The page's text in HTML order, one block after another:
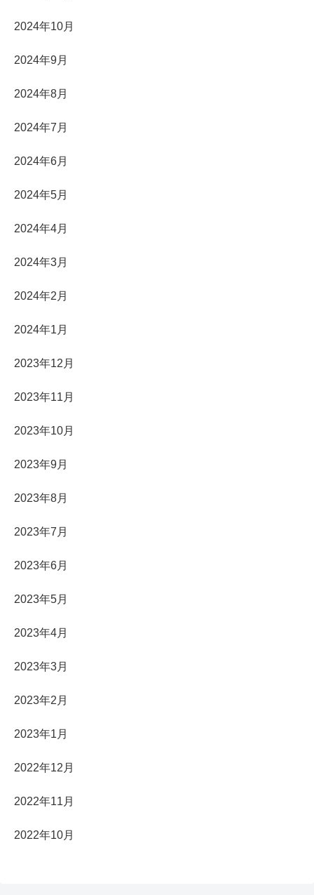
2024年10月
2024年9月
2024年8月
2024年7月
2024年6月
2024年5月
2024年4月
2024年3月
2024年2月
2024年1月
2023年12月
2023年11月
2023年10月
2023年9月
2023年8月
2023年7月
2023年6月
2023年5月
2023年4月
2023年3月
2023年2月
2023年1月
2022年12月
2022年11月
2022年10月